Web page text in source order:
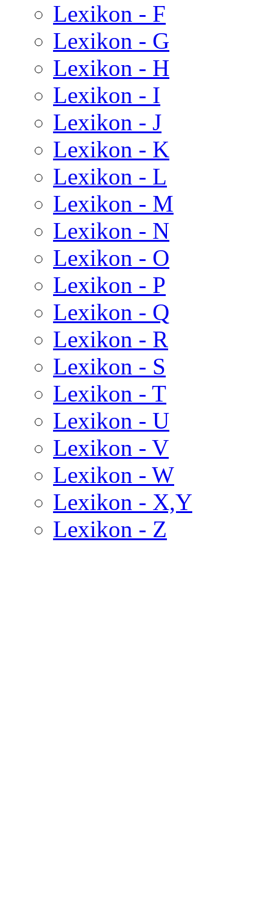
Lexikon - F
Lexikon - G
Lexikon - H
Lexikon - I
Lexikon - J
Lexikon - K
Lexikon - L
Lexikon - M
Lexikon - N
Lexikon - O
Lexikon - P
Lexikon - Q
Lexikon - R
Lexikon - S
Lexikon - T
Lexikon - U
Lexikon - V
Lexikon - W
Lexikon - X,Y
Lexikon - Z